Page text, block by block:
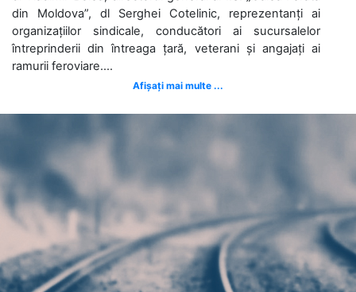
din Moldova”, dl Serghei Cotelinic, reprezentanți ai
organizațiilor sindicale, conducători ai sucursalelor
întreprinderii din întreaga țară, veterani și angajați ai
ramurii feroviare....
Afișați mai multe ...